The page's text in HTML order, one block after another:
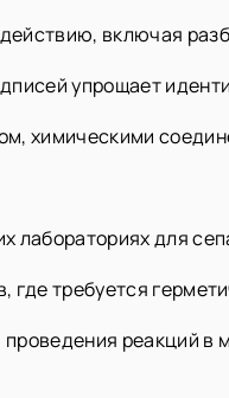
включая
упрощает
химическими
лабораториях для
где требуется
реакций в